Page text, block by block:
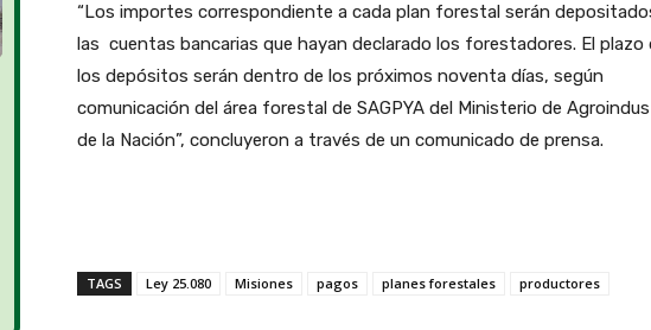
“Los importes correspondiente a cada plan forestal serán
las cuentas bancarias que hayan declarado los forestadores. El plazo
los depósitos serán dentro de los próximos noventa días, según
comunicación del área forestal de SAGPYA del Ministerio de
de la Nación”, concluyeron a través de un comunicado de prensa.
TAGS Ley 25.080 Misiones pagos planes forestales productores